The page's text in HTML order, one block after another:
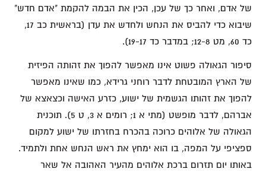
של אדם, ואחר כך של עכן, הכין את הבמה להקמת "אדם חדש"
שיבוא כדי להביס את הנחש ולחדש את עדן (בראשית כב 17,
כד 60, מט 12-8; במדבר כד 19-17).
סיפור הגאולה פשוט אינו מאפשר להפוך את זהותה הפיזית
של הארץ המובטחת לדבר רוחני גרידא, כמו שאינו מאפשר
להפוך את זהותו הגשמית של ישוע, כזרע האישה וכצאצא של
אברהם, לדבר מופשט (מתי א 1; רומים א 3, ט 5). תוכנית
הגאולה של אלוהים כרוכה בהכרח בחזרתו של ישוע למקום
ספציפי על המפה, בו הוא ימחץ את ראש הנחש אחת ולתמיד.
באותו יום תזרום ברכת אלוהים מהעיר האהובה אל שאר